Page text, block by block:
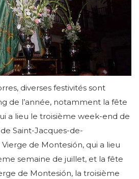
diverses festivités sont
de l’année, notamment la fête
a lieu le troisième week-end de
Saint-Jacques-de-
de Montesión, qui a lieu
semaine de juillet, et la fête
de Montesión, la troisième